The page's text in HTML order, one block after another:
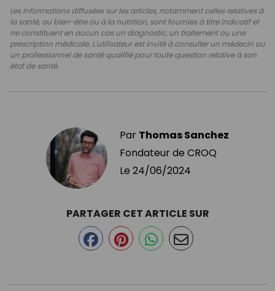
Les informations diffusées sur les articles, notamment celles relatives à
la santé, au bien-être ou à la nutrition, sont fournies à titre indicatif et
ne constituent en aucun cas un diagnostic, un traitement ou une
prescription médicale. L'utilisateur est invité à consulter un médecin ou
un professionnel de santé qualifié pour toute question relative à son
état de santé.
Par Thomas Sanchez
Fondateur de CROQ
Le 24/06/2024
PARTAGER CET ARTICLE SUR